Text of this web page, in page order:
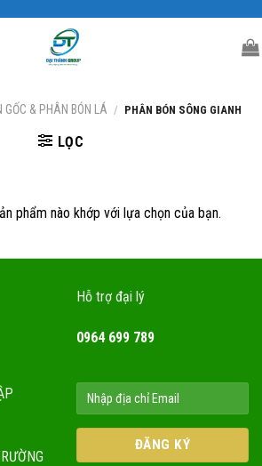
GỐC & PHÂN BÓN LÁ / PHÂN BÓN SÔNG GIANH
LỌC
phẩm nào khớp với lựa chọn của bạn.
Hỗ trợ đại lý
0964 699 789